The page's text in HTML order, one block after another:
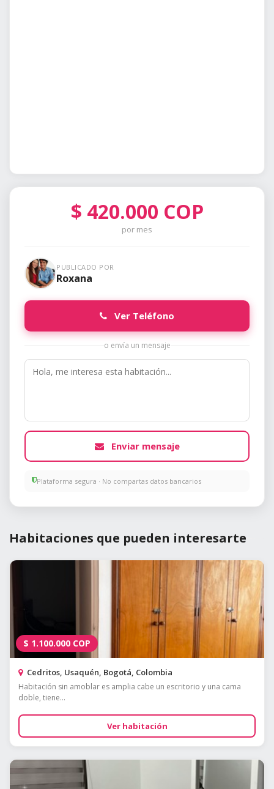
$ 420.000 COP
por mes
PUBLICADO POR
Roxana
Ver Teléfono
o envía un mensaje
Enviar mensaje
Plataforma segura · No compartas datos bancarios
Habitaciones que pueden interesarte
$ 1.100.000 COP
Cedritos, Usaquén, Bogotá, Colombia
Habitación sin amoblar es amplia cabe un escritorio y una cama
doble, tiene...
Ver habitación